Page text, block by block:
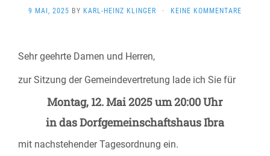
9 MAI, 2025 BY KARL-HEINZ KLINGER · KEINE KOMMENTARE
Sehr geehrte Damen und Herren,
zur Sitzung der Gemeindevertretung lade ich Sie für
Montag, 12. Mai 2025 um 20:00 Uhr
in das Dorfgemeinschaftshaus Ibra
mit nachstehender Tagesordnung ein.